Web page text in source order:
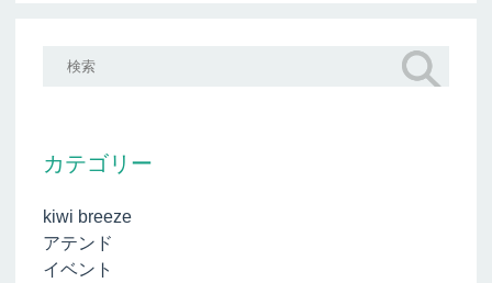
カテゴリー
kiwi breeze
アテンド
イベント